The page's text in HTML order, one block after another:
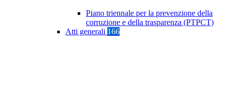
Piano triennale per la prevenzione della
corruzione e della trasparenza (PTPCT)
Atti generali 166